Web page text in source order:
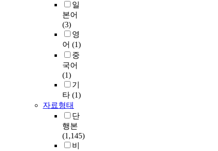
일
본어
(3)
영
어 (1)
중
국어
(1)
기
타 (1)
자료형태
단
행본
(1,145)
비